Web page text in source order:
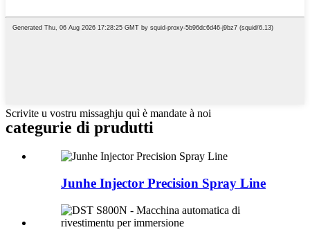
Scrivite u vostru missaghju quì è mandate à noi
categurie di prudutti
Junhe Injector Precision Spray Line